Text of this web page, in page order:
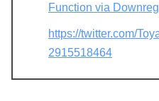
Function via
https://twitter.com/
2915518464